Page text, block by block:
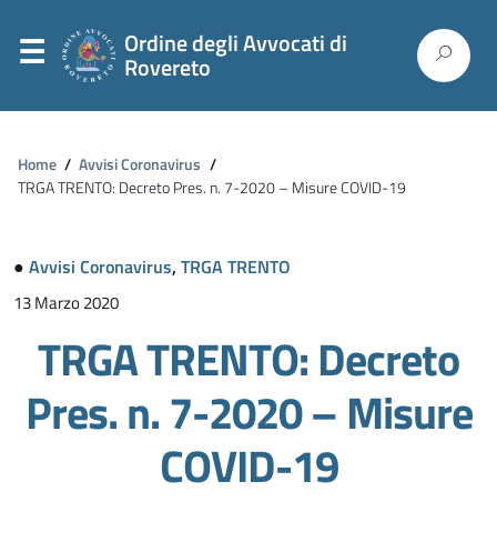
Ordine degli Avvocati di
Rovereto
Home / Avvisi Coronavirus /
TRGA TRENTO: Decreto Pres. n. 7-2020 – Misure COVID-19
● Avvisi Coronavirus, TRGA TRENTO
13 Marzo 2020
TRGA TRENTO: Decreto
Pres. n. 7-2020 – Misure
COVID-19